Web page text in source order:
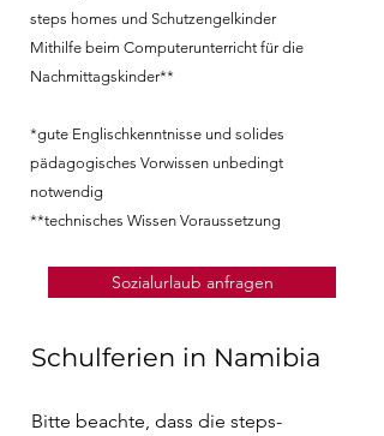
steps homes und Schutzengelkinder
Mithilfe beim Computerunterricht für die
Nachmittagskinder**
*gute Englischkenntnisse und solides
pädagogisches Vorwissen unbedingt
notwendig
**technisches Wissen Voraussetzung
Sozialurlaub anfragen
Schulferien in Namibia
Bitte beachte, dass die steps-